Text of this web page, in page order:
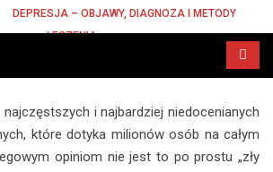
DEPRESJA – OBJAWY, DIAGNOZA I METODY
LECZENIA
DIAGNOZA I METODY
LECZENIA
i najbardziej niedocenianych
które dotyka milionów osób na całym
opiniom nie jest to po prostu „zły